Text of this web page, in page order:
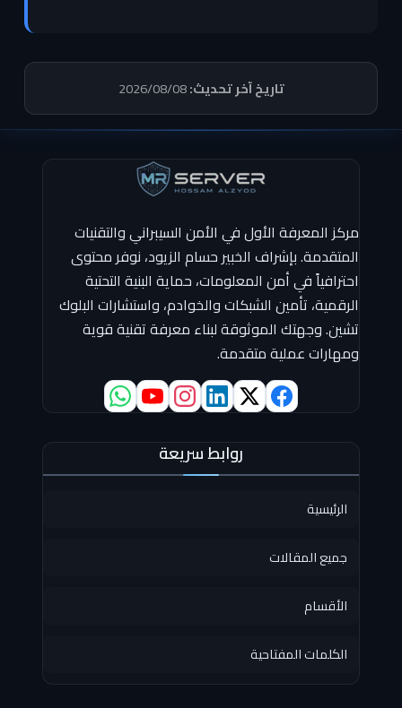
تاريخ آخر تحديث:2026/08/08
مركز المعرفة الأول في الأمن السيبراني والتقنيات
المتقدمة. بإشراف الخبير حسام الزيود، نوفر محتوى
احترافياً في أمن المعلومات، حماية البنية التحتية
الرقمية، تأمين الشبكات والخوادم، واستشارات البلوك
تشين. وجهتك الموثوقة لبناء معرفة تقنية قوية
ومهارات عملية متقدمة.
روابط سريعة
الرئيسية
جميع المقالات
الأقسام
الكلمات المفتاحية